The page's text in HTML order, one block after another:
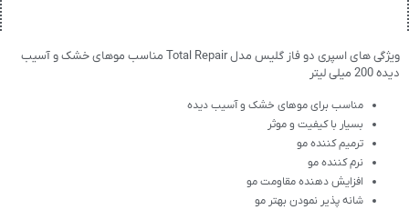
ویژگی های اسپری دو فاز گلیس مدل Total Repair مناسب موهای خشک و آسیب
دیده 200 میلی لیتر
مناسب برای موهای خشک و آسیب دیده
بسیار با کیفیت و موثر
ترمیم کننده مو
نرم کننده مو
افزایش دهنده مقاومت مو
شانه پذیر نمودن بهتر مو